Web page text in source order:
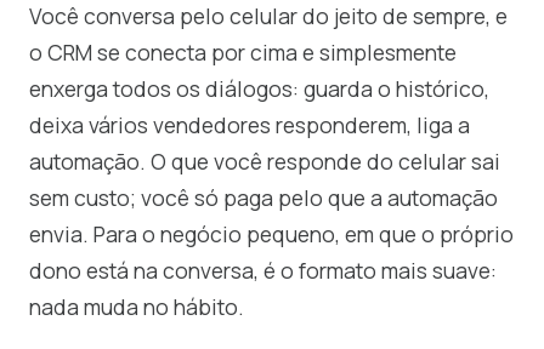
Você conversa pelo celular do jeito de sempre, e
o CRM se conecta por cima e simplesmente
enxerga todos os diálogos: guarda o histórico,
deixa vários vendedores responderem, liga a
automação. O que você responde do celular sai
sem custo; você só paga pelo que a automação
envia. Para o negócio pequeno, em que o próprio
dono está na conversa, é o formato mais suave:
nada muda no hábito.